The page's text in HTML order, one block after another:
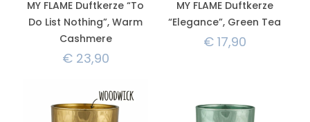
MY FLAME Duftkerze “To
Do List Nothing”, Warm
Cashmere
€23,90
MY FLAME Duftkerze
“Elegance”, Green Tea
€17,90